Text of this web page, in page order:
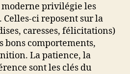
moderne privilégie les
Celles-ci reposent sur la
caresses, félicitations)
bons comportements,
La patience, la
sont les clés du